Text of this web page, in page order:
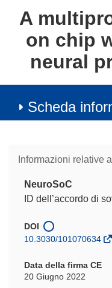
A
on chip
neural
Scheda
Informazioni relative
NeuroSoC
ID dell’accordo di
DOI
10.3030/101070634
Data della firma CE
20 Giugno 2022